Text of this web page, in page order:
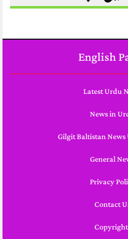
English
Latest Urdu
News in
Gilgit Baltistan
General
Privacy
Contact